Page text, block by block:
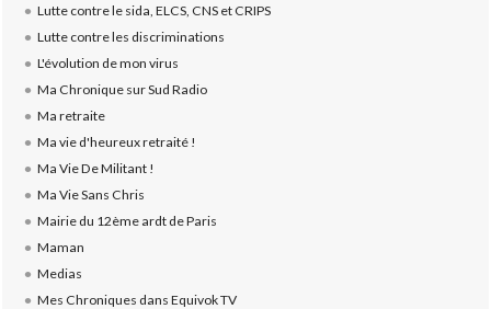
Lutte contre le sida, ELCS, CNS et CRIPS
Lutte contre les discriminations
L'évolution de mon virus
Ma Chronique sur Sud Radio
Ma retraite
Ma vie d'heureux retraité !
Ma Vie De Militant !
Ma Vie Sans Chris
Mairie du 12ème ardt de Paris
Maman
Medias
Mes Chroniques dans Equivok TV